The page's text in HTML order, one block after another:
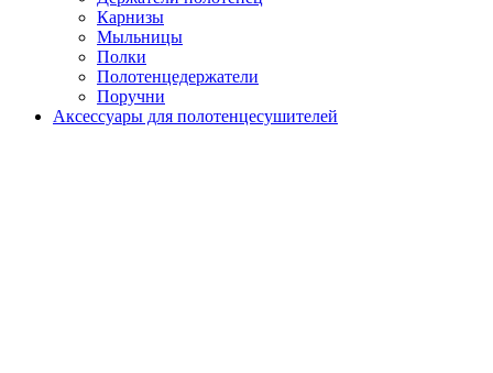
Карнизы
Мыльницы
Полки
Полотенцедержатели
Поручни
Аксессуары для полотенцесушителей